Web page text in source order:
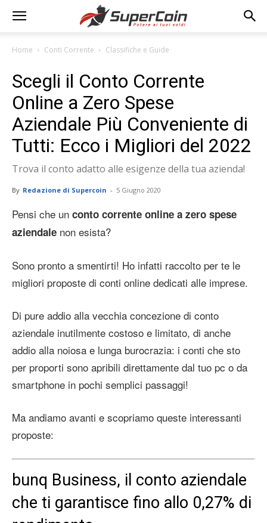
Home Conti Corrente Classifiche e Guide
Scegli il Conto Corrente
Online a Zero Spese
Aziendale Più Conveniente di
Tutti: Ecco i Migliori del 2022
Trova il conto adatto alle esigenze della tua azienda!
By Redazione di Supercoin - 5 Giugno 2020
Pensi che un conto corrente online a zero spese
aziendale non esista?
Sono pronto a smentirti! Ho infatti raccolto per te le
migliori proposte di conti online dedicati alle imprese.
Di pure addio alla vecchia concezione di conto
aziendale inutilmente costoso e limitato, di anche
addio alla noiosa e lunga burocrazia: i conti che sto
per proporti sono apribili direttamente dal tuo pc o da
smartphone in pochi semplici passaggi!
Ma andiamo avanti e scopriamo queste interessanti
proposte:
bunq Business, il conto aziendale
che ti garantisce fino allo 0,27% di